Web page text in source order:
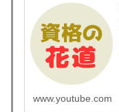
www.youtube.com